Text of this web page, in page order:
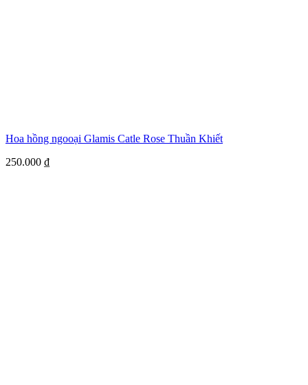
Hoa hồng ngooại Glamis Catle Rose Thuần Khiết
250.000 ₫